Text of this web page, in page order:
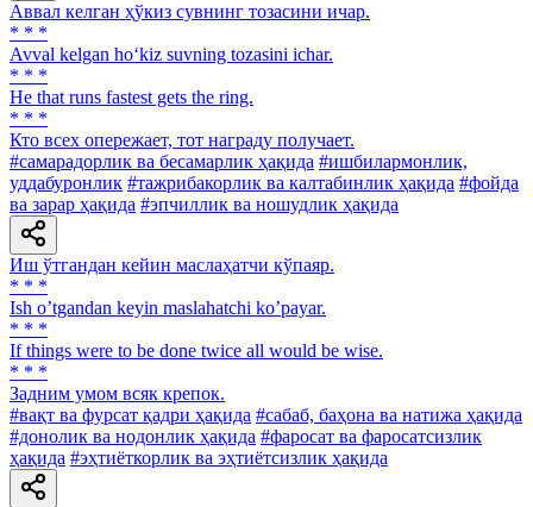
Аввал келган ҳўкиз сувнинг тозасини ичар.
* * *
Avval kelgan ho‘kiz suvning tozasini ichar.
* * *
Не that runs fastest gets the ring.
* * *
Кто всех опережает, тот награду получает.
#самарадорлик ва бесамарлик ҳақида #ишбилармонлик,
уддабуронлик #тажрибакорлик ва калтабинлик ҳақида #фойда
ва зарар ҳақида #эпчиллик ва ношудлик ҳақида
Иш ўтгандан кейин маслаҳатчи кўпаяр.
* * *
Ish oʼtgandan keyin maslahatchi koʼpayar.
* * *
If things were to be done twice all would be wise.
* * *
Задним умом всяк крепок.
#вақт ва фурсат қадри ҳақида #сабаб, баҳона ва натижа ҳақида
#донолик ва нодонлик ҳақида #фаросат ва фаросатсизлик
ҳақида #эҳтиёткорлик ва эҳтиётсизлик ҳақида